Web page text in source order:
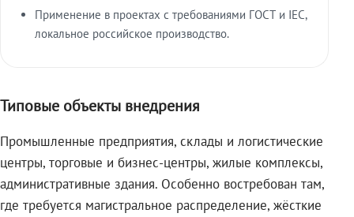
Применение в проектах с требованиями ГОСТ и IEC,
локальное российское производство.
Типовые объекты внедрения
Промышленные предприятия, склады и логистические
центры, торговые и бизнес-центры, жилые комплексы,
административные здания. Особенно востребован там,
где требуется магистральное распределение, жёсткие